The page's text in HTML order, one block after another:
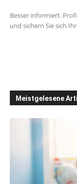
Besser informiert.
und sichern Sie sich
Meistgelesene